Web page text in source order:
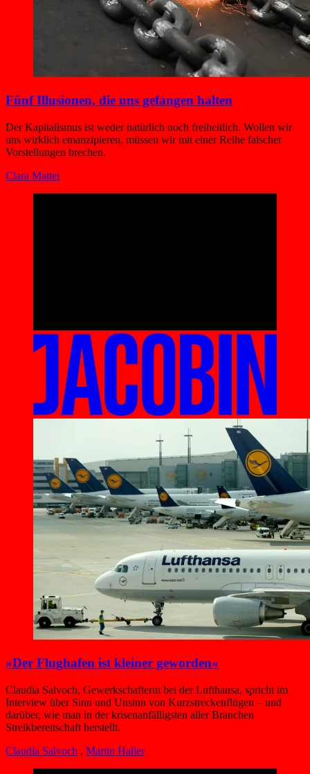
Fünf Illusionen, die uns gefangen halten
Der Kapitalismus ist weder natürlich noch freiheitlich. Wollen wir
uns wirklich emanzipieren, müssen wir mit einer Reihe falscher
Vorstellungen brechen.
Clara Mattei
»Der Flughafen ist kleiner geworden«
Claudia Salvoch, Gewerkschafterin bei der Lufthansa, spricht im
Interview über Sinn und Unsinn von Kurzstreckenflügen – und
darüber, wie man in der krisenanfälligsten aller Branchen
Streikbereitschaft herstellt.
Claudia Salvoch , Martin Haller